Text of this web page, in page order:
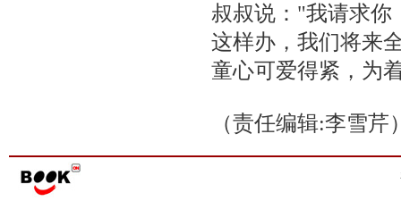
叔叔说："我请求你
这样办，我们将来
童心可爱得紧，为
（责任编辑:李雪芹